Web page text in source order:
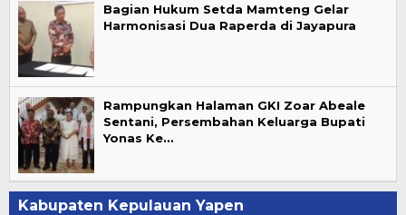
Bagian Hukum Setda Mamteng Gelar
Harmonisasi Dua Raperda di Jayapura
Rampungkan Halaman GKI Zoar Abeale
Sentani, Persembahan Keluarga Bupati
Yonas Ke…
Kabupaten Kepulauan Yapen